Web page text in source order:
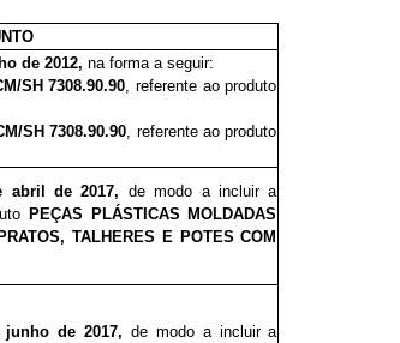
de 2012,na forma a seguir:
SH 7308.90.90, referente ao produto
SH 7308.90.90, referente ao produto
abril de 2017, de modo a incluir a
PEÇAS PLÁSTICAS MOLDADAS
TALHERES E POTES COM
junho de 2017, de modo a incluir a